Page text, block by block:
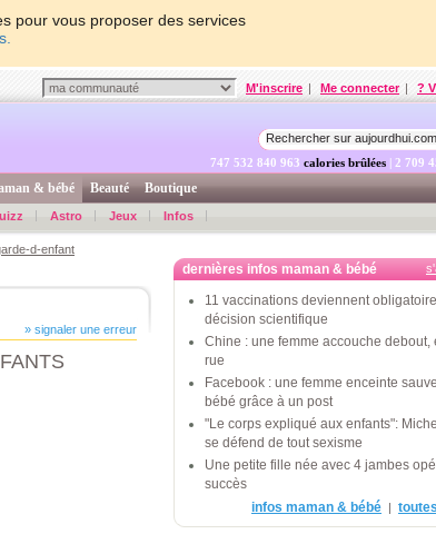
pour vous proposer des services
M'inscrire | Me connecter | ?
747 532 841 613 calories brûlées | 2 709
& bébé Beauté Boutique
Astro Jeux Infos
d-enfant
» signaler une erreur
dernières infos maman & bébé
11 vaccinations deviennent
décision scientifique
Chine : une femme accouche debout,
rue
Facebook : une femme enceinte
bébé grâce à un post
"Le corps expliqué aux enfants":
se défend de tout sexisme
Une petite fille née avec 4 jambes
succès
infos maman & bébé |